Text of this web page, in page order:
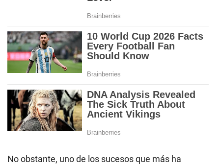
No obstante, uno de los sucesos que más ha